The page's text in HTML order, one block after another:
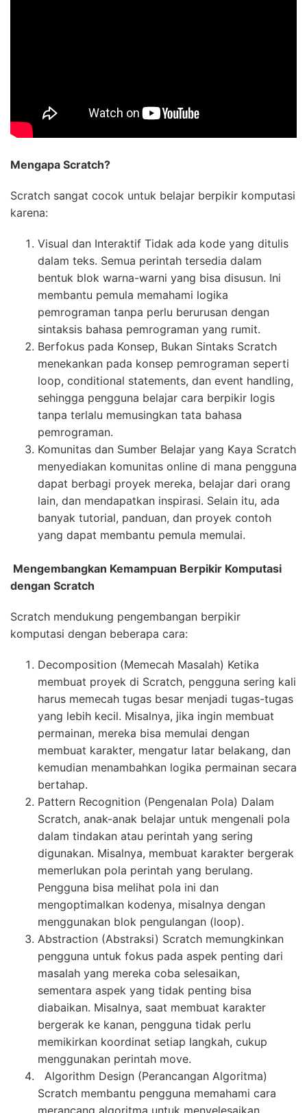
Mengapa Scratch?
Scratch sangat cocok untuk belajar berpikir komputasi
karena:
Visual dan Interaktif Tidak ada kode yang ditulis
dalam teks. Semua perintah tersedia dalam
bentuk blok warna-warni yang bisa disusun. Ini
membantu pemula memahami logika
pemrograman tanpa perlu berurusan dengan
sintaksis bahasa pemrograman yang rumit.
Berfokus pada Konsep, Bukan Sintaks Scratch
menekankan pada konsep pemrograman seperti
loop, conditional statements, dan event handling,
sehingga pengguna belajar cara berpikir logis
tanpa terlalu memusingkan tata bahasa
pemrograman.
Komunitas dan Sumber Belajar yang Kaya Scratch
menyediakan komunitas online di mana pengguna
dapat berbagi proyek mereka, belajar dari orang
lain, dan mendapatkan inspirasi. Selain itu, ada
banyak tutorial, panduan, dan proyek contoh
yang dapat membantu pemula memulai.
Mengembangkan Kemampuan Berpikir Komputasi
dengan Scratch
Scratch mendukung pengembangan berpikir
komputasi dengan beberapa cara:
Decomposition (Memecah Masalah) Ketika
membuat proyek di Scratch, pengguna sering kali
harus memecah tugas besar menjadi tugas-tugas
yang lebih kecil. Misalnya, jika ingin membuat
permainan, mereka bisa memulai dengan
membuat karakter, mengatur latar belakang, dan
kemudian menambahkan logika permainan secara
bertahap.
Pattern Recognition (Pengenalan Pola) Dalam
Scratch, anak-anak belajar untuk mengenali pola
dalam tindakan atau perintah yang sering
digunakan. Misalnya, membuat karakter bergerak
memerlukan pola perintah yang berulang.
Pengguna bisa melihat pola ini dan
mengoptimalkan kodenya, misalnya dengan
menggunakan blok pengulangan (loop).
Abstraction (Abstraksi) Scratch memungkinkan
pengguna untuk fokus pada aspek penting dari
masalah yang mereka coba selesaikan,
sementara aspek yang tidak penting bisa
diabaikan. Misalnya, saat membuat karakter
bergerak ke kanan, pengguna tidak perlu
memikirkan koordinat setiap langkah, cukup
menggunakan perintah move.
Algorithm Design (Perancangan Algoritma)
Scratch membantu pengguna memahami cara
merancang algoritma untuk menyelesaikan